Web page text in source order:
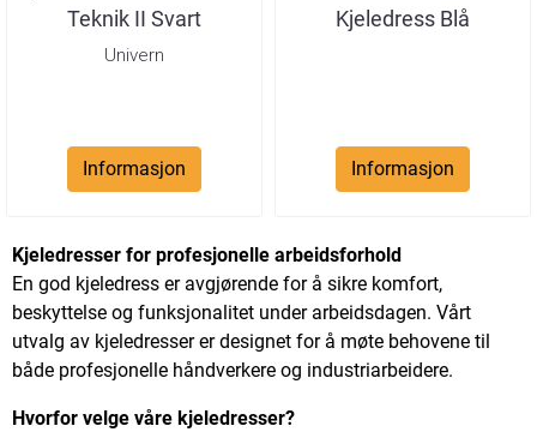
Teknik II Svart
Univern
Informasjon
Kjeledress Blå
Informasjon
Kjeledresser for profesjonelle arbeidsforhold
En god kjeledress er avgjørende for å sikre komfort,
beskyttelse og funksjonalitet under arbeidsdagen. Vårt
utvalg av kjeledresser er designet for å møte behovene til
både profesjonelle håndverkere og industriarbeidere.
Hvorfor velge våre kjeledresser?